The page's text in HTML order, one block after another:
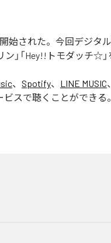
始された。今回デジタ
ン」「Hey!!トモダッチ☆
、 Spotify、 LINE MUSIC、
スで聴くことができる。